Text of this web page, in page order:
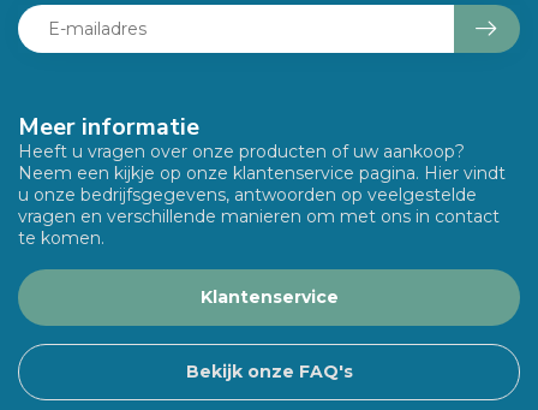
Meer informatie
Heeft u vragen over onze producten of uw aankoop?
Neem een kijkje op onze klantenservice pagina. Hier vindt
u onze bedrijfsgegevens, antwoorden op veelgestelde
vragen en verschillende manieren om met ons in contact
te komen.
Klantenservice
Bekijk onze FAQ's